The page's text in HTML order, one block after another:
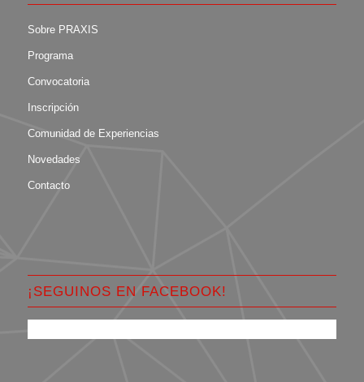
Sobre PRAXIS
Programa
Convocatoria
Inscripción
Comunidad de Experiencias
Novedades
Contacto
¡SEGUINOS EN FACEBOOK!